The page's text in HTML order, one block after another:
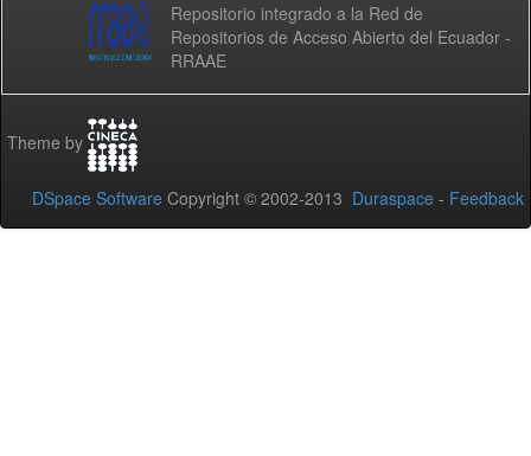
Repositorio integrado a la Red de
Repositorios de Acceso Abierto del Ecuador -
RRAAE
Theme by
DSpace Software Copyright © 2002-2013 Duraspace - Feedback